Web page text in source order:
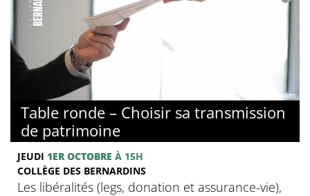
© Collège des Bernardins
Table ronde – Choisir sa transmission
de patrimoine
JEUDI 1ER OCTOBRE À 15H
COLLÈGE DES BERNARDINS
Les libéralités (legs, donation et assurance-vie),